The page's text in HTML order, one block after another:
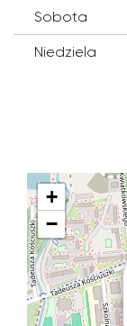
Sobota
Niedziela
+
−